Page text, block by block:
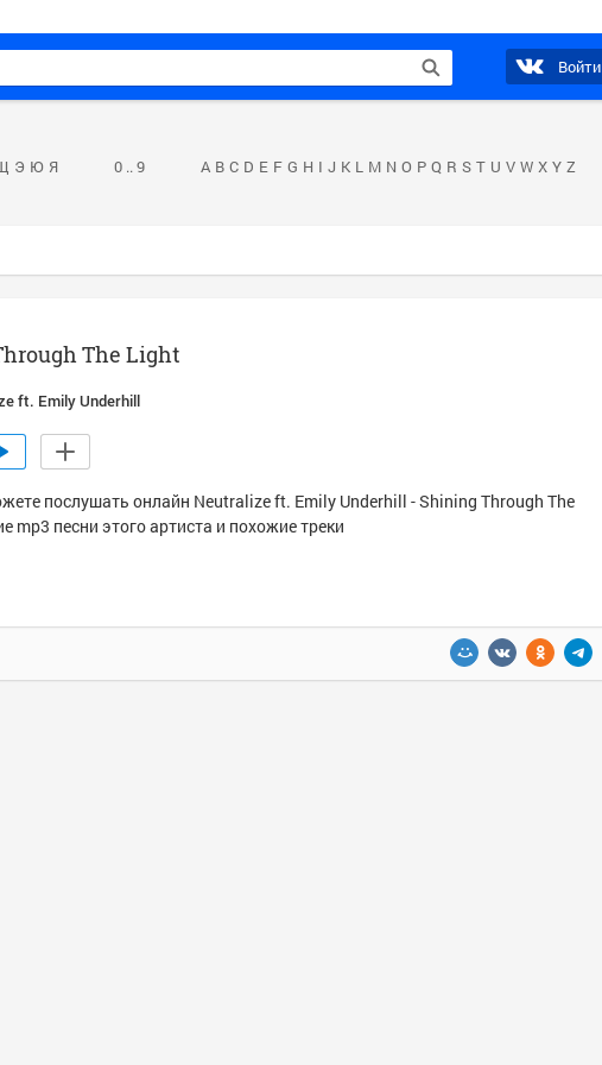
Войти
Э Ю Я 0 .. 9 A B C D E F G H I J K L M N O P Q R S T U V W X Y Z
The Light
ft. Emily Underhill
послушать онлайн Neutralize ft. Emily Underhill - Shining Through The
mp3 песни этого артиста и похожие треки